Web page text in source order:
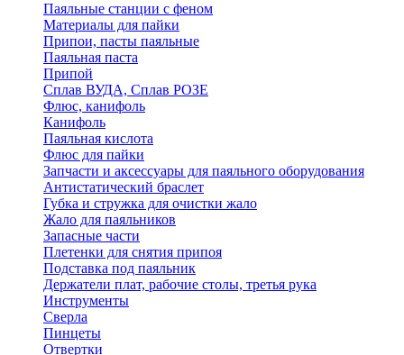
Паяльные станции с феном
Материалы для пайки
Припои, пасты паяльные
Паяльная паста
Припой
Сплав ВУДА, Сплав РОЗЕ
Флюс, канифоль
Канифоль
Паяльная кислота
Флюс для пайки
Запчасти и аксессуары для паяльного оборудования
Антистатический браслет
Губка и стружка для очистки жало
Жало для паяльников
Запасные части
Плетенки для снятия припоя
Подставка под паяльник
Держатели плат, рабочие столы, третья рука
Инструменты
Сверла
Пинцеты
Отвертки